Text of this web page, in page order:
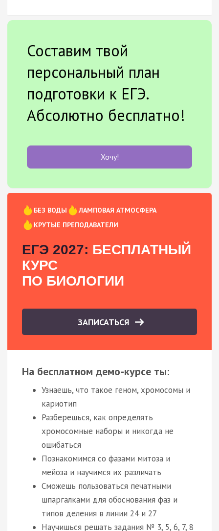
Составим твой
персональный план
подготовки к ЕГЭ.
Абсолютно бесплатно!
Хочу!
БЕЗ ВОДЫ
ЛАМПОВАЯ АТМОСФЕРА
КРУТЫЕ ПРЕПОДАВАТЕЛИ
ЕГЭ 2027: БЕСПЛАТНЫЙ
КУРС
ПО БИОЛОГИИ
ЗАПИСАТЬСЯ
На бесплатном демо-курсе ты:
Узнаешь, что такое геном, хромосомы и
кариотип
Разберешься, как определять
хромосомные наборы и никогда не
ошибаться
Познакомимся со фазами митоза и
мейоза и научимся их различать
Сможешь пользоваться печатными
шпаргалками для обоснования фаз и
типов деления в линии 24 и 27
Научишься решать задания № 3, 5, 6, 7, 8